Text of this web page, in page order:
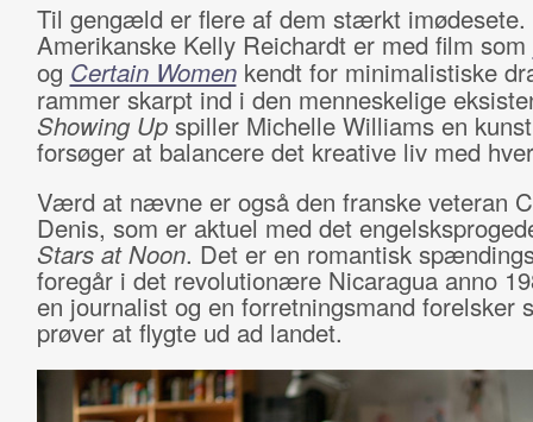
Til gengæld er flere af dem stærkt imødesete.
Amerikanske Kelly Reichardt er med film som
og Certain Womenkendt for minimalistiske
rammer skarpt ind i den menneskelige
Showing Upspiller Michelle Williams en
forsøger at balancere det kreative liv med
Værd at nævne er også den franske veteran
Denis, som er aktuel med det
Stars at Noon. Det er en romantisk
foregår i det revolutionære Nicaragua anno
en journalist og en forretningsmand forelsker
prøver at flygte ud ad landet.